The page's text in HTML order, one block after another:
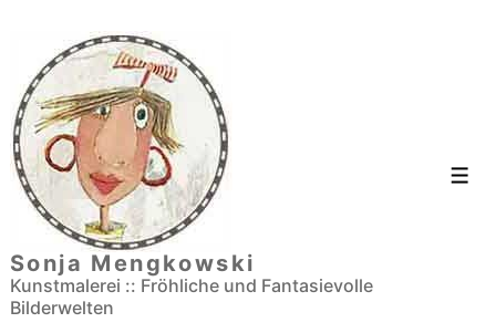
Inhalt
Sonja Mengkowski
Kunstmalerei :: Fröhliche und Fantasievolle
Bilderwelten